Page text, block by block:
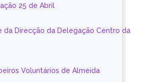
25 de Abril
da Direcção da Delegação Centro da
Voluntários de Almeida